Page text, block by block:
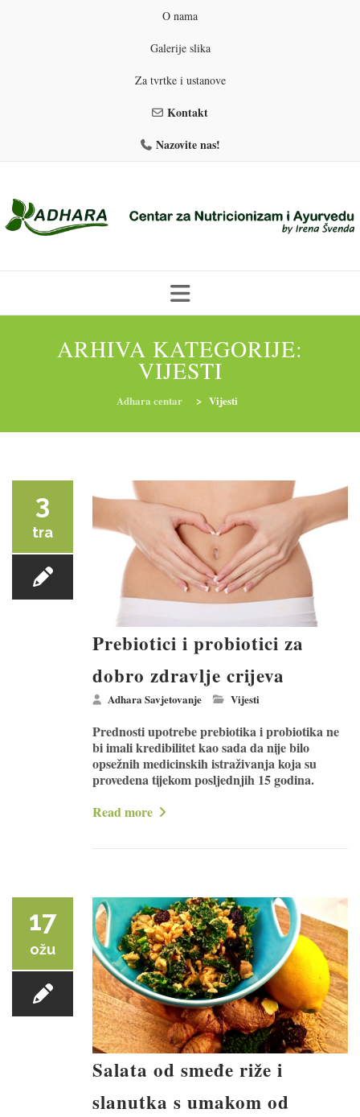
O nama
Galerije slika
Za tvrtke i ustanove
Kontakt
Nazovite nas!
PROGRAMI PREHRANE PRIRODNO MRŠAVLJENJE
YOGA I TRENINZI
ARHIVA KATEGORIJE:
VIJESTI
Adhara centar > Vijesti
3
tra
Prebiotici i probiotici za
dobro zdravlje crijeva
Adhara Savjetovanje Vijesti
Prednosti upotrebe prebiotika i probiotika ne
bi imali kredibilitet kao sada da nije bilo
opsežnih medicinskih istraživanja koja su
provedena tijekom posljednjih 15 godina.
Read more
17
ožu
Salata od smeđe riže i
slanutka s umakom od